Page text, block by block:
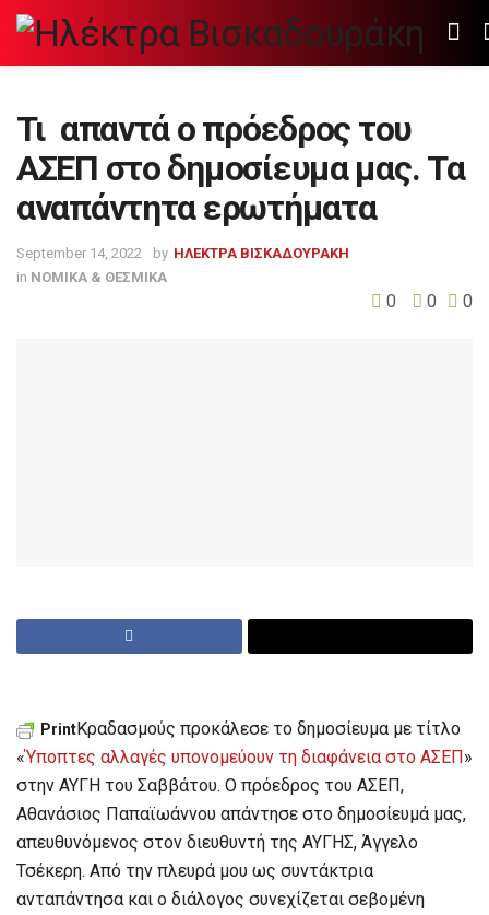
Τι απαντά ο πρόεδρος του
ΑΣΕΠ στο δημοσίευμα μας. Τα
αναπάντητα ερωτήματα
September 14, 2022 by ΗΛΕΚΤΡΑ ΒΙΣΚΑΔΟΥΡΑΚΗ
in ΝΟΜΙΚΑ & ΘΕΣΜΙΚΑ
0 0 0
PrintΚραδασμούς προκάλεσε το δημοσίευμα με τίτλο
«Ύποπτες αλλαγές υπονομεύουν τη διαφάνεια στο ΑΣΕΠ»
στην ΑΥΓΗ του Σαββάτου. Ο πρόεδρος του ΑΣΕΠ,
Αθανάσιος Παπαϊωάννου απάντησε στο δημοσίευμά μας,
απευθυνόμενος στον διευθυντή της ΑΥΓΗΣ, Άγγελο
Τσέκερη. Από την πλευρά μου ως συντάκτρια
ανταπάντησα και ο διάλογος συνεχίζεται σεβομένη